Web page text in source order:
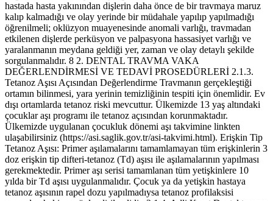
lanan çocukluk dönemi aşı takvimine linkten ulaşabilirsiniz (https://asi.saglik.gov.tr/asi-takvimi.html). Erişkin Tip Tetanoz Aşısı: Primer aşılamalarını tamamlamayan tüm erişkinlerin 3 doz erişkin tip difteri-tetanoz (Td) aşısı ile aşılamalarının yapılması gerekmektedir. Primer aşı serisi tamamlanan tüm yetişkinlere 10 yılda bir Td aşısı uygulanmalıdır. Çocuk ya da yetişkin hastaya tetanoz aşısının rapel dozu yapılmadıysa tetanoz profilaksisi açısından hekime yönlendirilmelidir. 2.1.4. Adli Kayıt Dental travma vakalarında adli kaydın tutulması ve vakanın fotoğraflanması büyük önem taşır. ‘Adli Muayene Rapor Formu’nun çoğaltılıp kullanılabilir hali EK 1’de yer almaktadır. Emniyet görevlisinin bulunmadığı acil servislerde sorumlu emniyet amirliği, jandarma karakolu veya Cumhuriyet Savcılığına adli olgu bildirimi yapılmalı, düzenlenen adli raporlar imza karşılığı teslim edilmeli, telefonla yapılan ihbarlar kayıt altına alınmalıdır. Suç ve suçlunun bulunabilmesi, mağdurun mağduriyetinin giderilmesi açısından ve sağlık personelinin hasta savunuculuğu rolünü yerine getirmesi açısından adli hekim, emniyet görevlileri veya savcı gibi görevli kişiler gelene kadar delillerin korunması önemlilik arz etmektedir. Bir kişinin fiziksel ya da ruhsal olarak hasta diyebileceğimiz bir duruma gelmesinde başka kişi veya kişilerin kasıt, ihmal, tedbirsizlik veya dikkatsizliğinin etken olması adli vaka olarak değerlendirilmelidir. Bu tanım eşliğinde karşılaşılan adli vakalar şunlardır: Bir başkasının kasıtlı, tedbirsiz, dikkatsiz davranışı sonucu meydana gelen tüm yaralanmalar (Örneğin; paspasın sıkılmadan zeminin silinmesi sonucu oradan geçen bir kişinin düşerek yaralanması, sedye korkuluğunun kaldırılmaması sonucu hastanın sedyeden düşmesi vb.); Kişinin bir başkası tarafından darp edilmesi (aile bireyleri dahil); kesici, kesici-delici, ezici alet yaralanmaları; patlayıcı madde ve ateşli silah yaralanmaları (molotof, av tüfeği vb.); trafik kazaları; düşmeler; iş kazaları; zehirlenmeler (gıda dahil); intoksikasyon şüphesi olan vakalar (kullanılan ilaçların doz aşımları dahil); yasa dışı madde kullanımı (ekstazi, bonzai, eroin vb.); öz kıyım (intihar); yanıklar; elektrik ve yıldırım çarpmaları; vücuda herhangi bir yolla yabancı madde girmesi (şişe, bardak, tığ, iğne vb.); her türlü şüpheli ölümler; insan hakları ihlali, işkence iddiaları; cinsel saldırı olguları; gözaltı ve cezaevinde meydana gelen yaralanmalar; hayvan ısırıkları, tırmalamaları, sokmaları (kedi, köpek, arı, ayı, yılan, akrep vb.); mekanik asfiksi olguları (suda boğulma, ası, elle veya iple boğma); alt ve üst soyun ihmal ve suistimali. 9 2. DENTAL TRAVMA VAKA DEĞERLENDİRMESİ VE TEDAVİ PROSEDÜRLERİ 2.1.5. İstismar Şüphesinin Değerlendirilmesi Diş yaralanmalarında çocuk hastada istismar şüphesi durumunda mutlaka yetkili mercilere bildirim yapılmalıdır. Bu durumda Türk Ceza Kanunu Madde 280 (sağlık mesleği mensuplarının suçu bildirmemesi) geçerlidir. Buna göre görevini yaptığı sırada bir suçun işlendiği yönünde bir belirti ile karşılaşmasına rağmen durumu yetkili makamlara bildirmeyen veya bu hususta gecikme gösteren sağlık mesleği mensubu, bir yıla kadar hapis cezası ile cezalandırılır. Çocuk koruma kanunu; 3. maddesi ile bedensel, zihinsel, ahlaki, sosyal ve duygusal gelişimi ile kişisel güvenliği tehlikede olan, ihmal veya istismar edilen çocukları “korunma ihtiyacı olan çocuk” olarak kabul etmekte; 6. maddesi ile de adli ve idari mercilere, kolluk görevlilerine, sağlık ve eğitim kuruluşlarına ve sivil toplum kuruluşlarına, korunma ihtiyacı olan çocuğu Aile, Çalışma ve Sosyal Hizmetler İl Müdürlüklerine bildirim yükümlülüğü getirmektedir. Çocuk istismarı şüphesinde ‘istismar bildirim tutanağı’ tutulmalı ve Şekil 1’de görülen bildirim yollarından en uygun olanı seçilerek bildirimde bulunmalıdır. İstismar bildirim tutanağının çoğaltılabilir şekli EK 2’de yer almaktadır. Şartlara göre, 112 Acil Çağrı Merkezinden Polis ve Jandarmaya, Alo 183 Kadın, Çocuk ve Sosyal Hizmet Danışma Hattı, en yakın Polis Merkezine veya Cumhuriyet Savcılığı’na bildirimde bulunulması gerekir. Mesai saatleri dışında ise ve savcılığa ulaşımı güçse kendi oturduğu semtin bağlı bulunduğu karakola başvurularak suç duyurusunda bulunulmalıdır. Ayrıca Çocuk İzlem Merkezi’ne (ÇİM) bildirimde bulunulabilir. ÇİM listesine linkten ulaşılabilirsiniz (https://khgmsaglikhizmetleridb.saglik.gov.tr/TR,43119/cocuk-izlemmerkezi-cim-listesi.html). Cumhuriyet Başsavcılığı Aile ve Sosyal Hizmetler Bakanlığı Kolluk Kuvveti Polis 112 İl Müdürlükleri 183 Jandarma 112 ÇİM (Çocuk İzleme Merkezi) Çocuk İstismarı Şüphesinde Bildirim Yolları Şekil 1. Çocuk İstismarı Şüphesinde Bildirim Yolları 10 2. DENTAL TRAVMA VAKA DEĞERLENDİRMESİ VE TEDAVİ PROSEDÜRLERİ 2.2. Ekstraoral ve İntraoral Yumuşak Doku Muayenesi Hasta hikayesinde de bahsedildiği gibi yaralanma sonrası ekstraoral dokular dikkatle incelenmelidir. Bu değerlendirilmeden önce ağız dışında ve içinde pıhtı ya da hemoraji varsa temizlenmeli, kanama steril bir tamponla kontrol altına alındıktan sonra değerlendirmeye geçilmelidir. Yüz, çene, alın ve kafa derisinin yaralanmaları tespit edilmeli ve bunların derinliği, yeri ve hayati yapılara yakınlığı belirlenmelidir. Yumuşak doku travmasının yeri, ilişkili sert doku yaralanmalarının bir göstergesi olabileceği unutulmalıdır. Kondiler kırığı ekarte etmek için temporomandibular eklemin palpasyonu ve çene hareket aralığının muayenesi yapılmalıdır. Çene simfiz bölgesine alınan darbeler simfiz veya kondil kırıklarıyla ilişkilendirilebilir. Bu sebeple çene ucunda ciltte laserasyon varlığında bu durum mutlaka değerlendirilmelidir. Ağız mukozası, diş eti, dudaklar, dil, ağız tabanı ve yanak bölgesinde meydana gelen yaralanmalar ayrıntılı bir şekilde incelenmelidir. Bu tür yaralanmalar, yabancı cisimler ve doku içine gömülü dişler veya diş parçaları açısından dikkatlice değerlendirilmelidir. Kapsamlı bir muayeneye başlamadan önce, ağız boşluğunun pıhtılardan ve debristen temizlenmesi ve aktif kanamanın kontrol altına alınması gerekliliği unutulmamalıdır. Oral mukoza veya gingival dokulardaki kanama, şişlik ve laserasyonlar kaydedilmeli; bunlara dikiş gerekip gerekmediği değerlendirilmelidir. Diş eti laserasyonları genellikle dişlerin deplasmanının bir göstergesi olarak değerlendirilirken, lasere olmamış marjinal diş etinden gelen kanama genellikle periodontal ligament hasarı veya mandibular kırıkla ilişkilidir. Bu aşamada, tüm dişlerin durumu dikkatle değerlendirilmelidir. Olay yerinde bulunamayan eksik dişler veya diş parçalarının yumuşak dokulara, burun boşluğuna, maksiller sinüse ya da sindirim veya solunum sistemine aspire edildiği, yutulduğu veya yer değiştirdiği ihtimali göz önünde bulundurulmalıdır. Bu olasılıklardan şüphe edilmesi halinde baş-boyun, göğüs ve karın bölgesinin radyografik muayenesi yapılmalıdır. Böylece, bu dokularda veya organlarda diş ya da diş parçalarının varlığı ekarte edilebilir ve potansiyel komplikasyonlar önlenebilir. Yumuşak doku içerisinde yabancı cisimden şüphelenildiğinde; genellikle şüphelenilen yumuşak doku alanı ile dişler arasına yerleştirilecek bir intra-oral filmin kısa süreli olarak ışınlanması (%25) yeterli olmaktadır. Ayrıca çok kısa süreli olarak ışınlanmış lateral ekstaoral filmler de kullanılabilir. Alveolar kemik üzerindeki mukoza bütünlünü bozarak perforasyon meydana getiren kırıklar genellikle belirgindir ve inspeksiyon ile kolaylıkla tespit edilebilir. Palpasyonda, alveolar kırık segmentlerinin hareketliliği, krepitasyon varlığı; üstteki mukozada leserasyon veya hasar meydana getirmese de altta yatan kemik hasarını işaret eder. Belirgin maloklüzyon, basamak deformiteleri, palpasyonda ağrı, kırık segmentin hareketliliği, gingival sulkusda kanama, yapışık mukoza üzerinde dikey laserasyon ve ağız tabanında submukozal ekimoz çene kırığı varlığını düşündürmelidir. Çene kemiklerini ilgilendiren kırıkların da eşlik ettiği durumlarda cerrahi konsültasyon gereklidir. Ekstraoral muayenede eski yaralanmalara ait skar dokuları da kaydedilmelidir. Dentoalveoler yaralanmanın hemen sonrasında tüm vakalarda radyografik muayenenin yapılması gereklidir. Travma hastasının muayenesi için gerekli olan radyografilerin tespiti, alınan anamnez 11 2. DENTAL TRAVMA VAKA DEĞERLENDİRMESİ VE TEDAVİ PROSEDÜRLERİ ve klinik muayene neticesinde hekim tarafından vakaya özgü olarak yapılmalıdır. Radyasyona maruz bırakma riski ile radyografik muayeneden elde edilecek bilgilerin değeri kıyaslanarak karar verilmelidir. 2.2.1. Fotoğraf Kayıtları Dental travma vakalarında yüzdeki ve ağız içindeki yumuşak ve sert dokulardaki hasarın tedavi edilmeden önce fotoğraflar çekilerek kayıt altına alınması önemlidir. Özellikle vakanın yargıya taşınması durumunda bu kayıtlar delil olarak kullanılabilecektir. Ayrıca tedavi sonrası prognozun ve iyileşmenin takibi açısından da fotoğraf kayıtları çok kıymetli bilgi içerir. Hastalardan yazılı onamı alınırken fotoğraf kayıtları konusunda da bilgi verilmelidir. Bu konu 6698 sayılı Kişisel Verilerin Korunma Kanunu (KVKK) kapsamına girmektedir. KVKK hükümleri kapsamında “Kişisel Sağlık Verilerinin İşlenmesi ve Mahremiyetinin Sağlanması Hakkında Yönetmelik” 7. maddesi, kişisel sağlık verilerinin işlenmesi hakkındadır ve buna göre; 1. Kişisel sağlık verileri; kamu sağlığının korunması, koruyucu hekimlik, tıbbî teşhis, tedavi ve bakım hizmetlerinin yürütülmesi, sağlık hizmetleri ile finansmanının planlanması ve yönetimi amacıyla, sır saklama yükümlülüğü altında bulunan kişiler veya yetkili kurum ve kuruluşlar tarafından ilgilinin açık rızası aranmaksızın işlenebilir. 2. Kişisel sağlık verilerinin, ilk fıkrada sayılan amaçlar dışında anonim hale getirilmeden işlenmesi için ilgili kişiye ait verilerin işlenme gerekçesi ile ilgili olarak ayrıntılı bir şekilde bilgilendirilmesi, yazılı rızasının alınması ve bu rızanın muhafaza edilmesi gerekir. 3. İlgili kişi, aksi yönde bir hukukî düzenleme veya yargı kararı bulunmaması halinde verilerinin işlenmesi ve aktarılması için vermiş olduğu rıza